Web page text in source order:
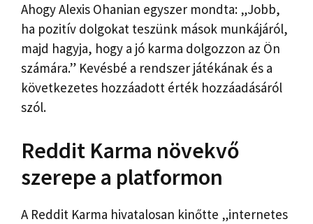
Ahogy Alexis Ohanian egyszer mondta: „Jobb,
ha pozitív dolgokat teszünk mások munkájáról,
majd hagyja, hogy a jó karma dolgozzon az Ön
számára.” Kevésbé a rendszer játékának és a
következetes hozzáadott érték hozzáadásáról
szól.
Reddit Karma növekvő
szerepe a platformon
A Reddit Karma hivatalosan kinőtte „internetes